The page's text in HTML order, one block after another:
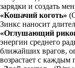
зарядки и создать
«Кошачий коготь»
Зинкс наносит
«Оглушающий
энергии среднего
ближайших врагов,
возрастает с каждым